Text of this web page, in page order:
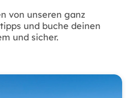
von unseren ganz
und buche deinen
und sicher.